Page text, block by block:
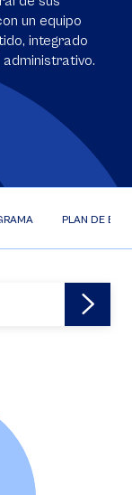
un equipo
integrado
PLAN DE